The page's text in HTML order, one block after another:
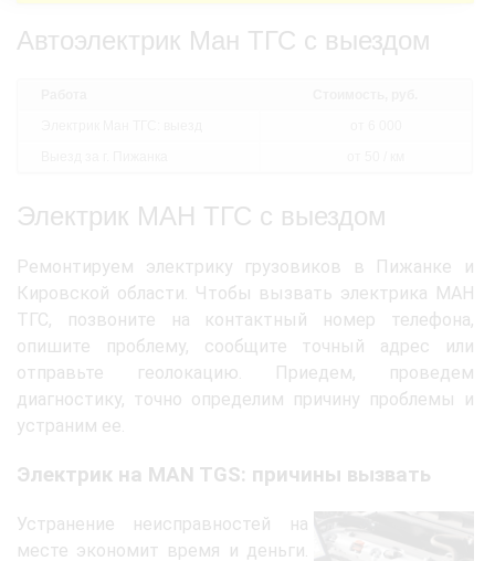
Автоэлектрик Ман ТГС с выездом
Электрик МАН ТГС с выездом
Ремонтируем электрику грузовиков в Пижанке и
Кировской области. Чтобы вызвать электрика МАН
ТГС, позвоните на контактный номер телефона,
опишите проблему, сообщите точный адрес или
отправьте геолокацию. Приедем, проведем
диагностику, точно определим причину проблемы и
устраним ее.
Электрик на MAN TGS: причины вызвать
Устранение неисправностей на
месте экономит время и деньги.